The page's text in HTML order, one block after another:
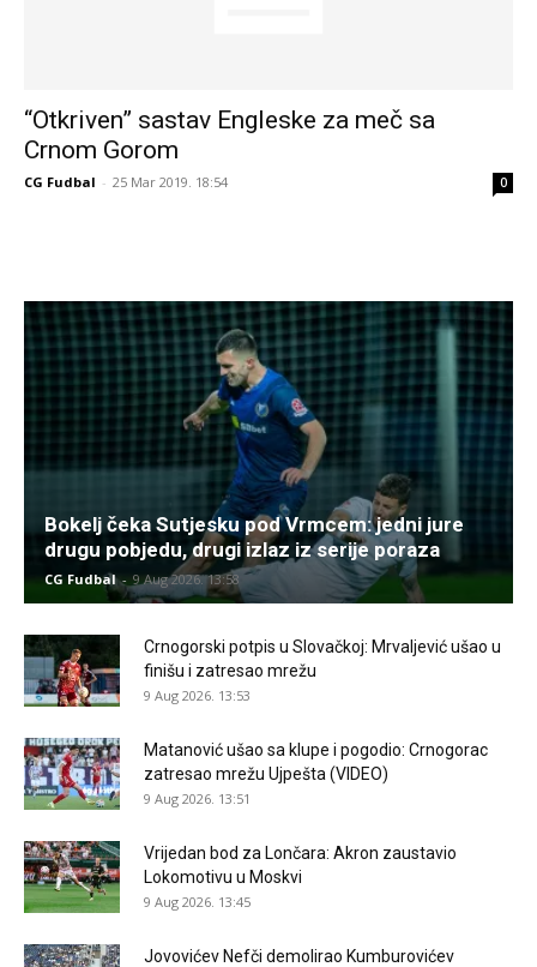
“Otkriven” sastav Engleske za meč sa
Crnom Gorom
CG Fudbal - 25 Mar 2019. 18:54 0
Bokelj čeka Sutjesku pod Vrmcem: jedni jure
drugu pobjedu, drugi izlaz iz serije poraza
CG Fudbal - 9 Aug 2026. 13:58
Crnogorski potpis u Slovačkoj: Mrvaljević ušao u
finišu i zatresao mrežu
9 Aug 2026. 13:53
Matanović ušao sa klupe i pogodio: Crnogorac
zatresao mrežu Ujpešta (VIDEO)
9 Aug 2026. 13:51
Vrijedan bod za Lončara: Akron zaustavio
Lokomotivu u Moskvi
9 Aug 2026. 13:45
Jovovićev Nefči demolirao Kumburovićev